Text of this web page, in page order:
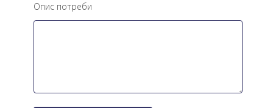
Опис потреби